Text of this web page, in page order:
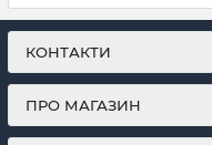
КОНТАКТИ
ПРО МАГАЗИН